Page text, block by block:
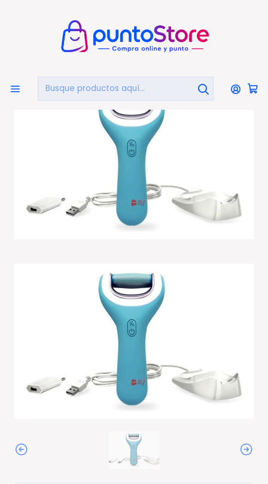
HOGAR Y DECORACIÓN Belleza Y Cuidado Personal
Set de Manicure
Removedor De Callos E Impurezas Recargable - Ps